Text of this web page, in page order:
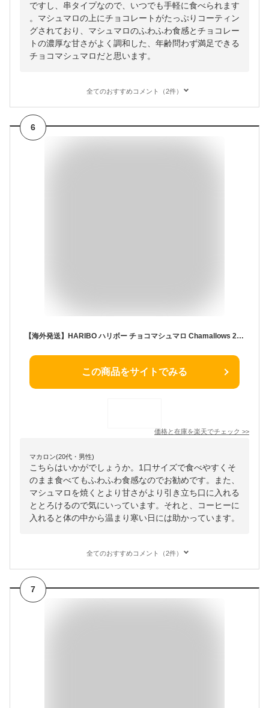
ですし、串タイプなので、いつでも手軽に食べられます
。マシュマロの上にチョコレートがたっぷりコーティン
グされており、マシュマロのふわふわ食感とチョコレー
トの濃厚な甘さがよく調和した、年齢問わず満足できる
チョコマシュマロだと思います。
全てのおすすめコメント（2件）
6
【海外発送】HARIBO ハリボー チョコマシュマロ Chamallows 200g x 1個
この商品をサイトでみる
価格と在庫を楽天でチェック >>
マカロン(20代・男性)
こちらはいかがでしょうか。1口サイズで食べやすくそ
のまま食べてもふわふわ食感なのでお勧めです。また、
マシュマロを焼くとより甘さがより引き立ち口に入れる
ととろけるので気にいっています。それと、コーヒーに
入れると体の中から温まり寒い日には助かっています。
全てのおすすめコメント（2件）
7